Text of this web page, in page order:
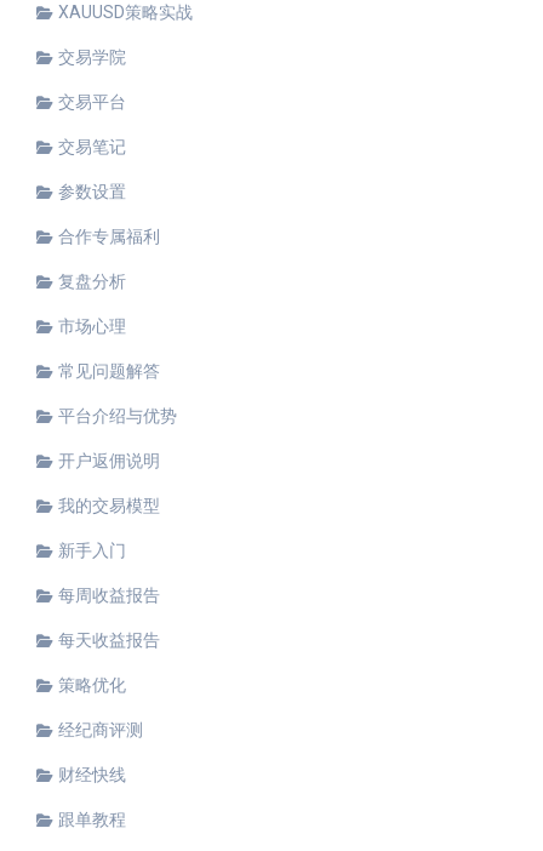
XAUUSD策略实战
交易学院
交易平台
交易笔记
参数设置
合作专属福利
复盘分析
市场心理
常见问题解答
平台介绍与优势
开户返佣说明
我的交易模型
新手入门
每周收益报告
每天收益报告
策略优化
经纪商评测
财经快线
跟单教程